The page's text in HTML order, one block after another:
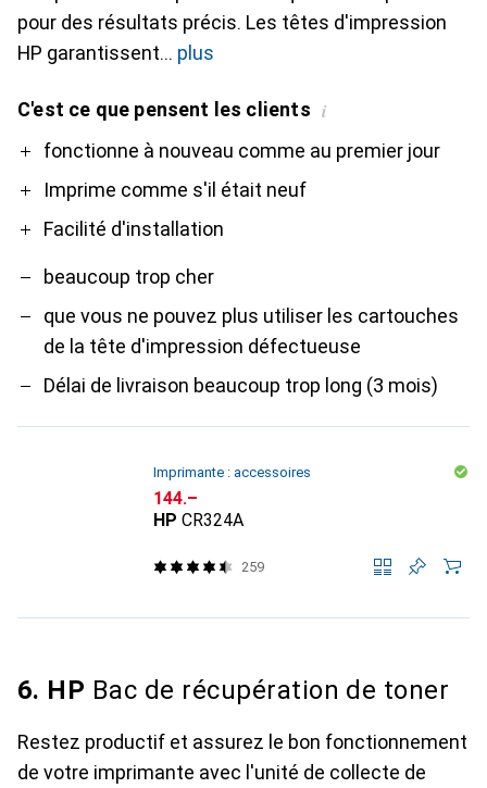
pour des résultats précis. Les têtes d'impression
HP garantissent
plus
C'est ce que pensent les clients i
Profonctionne à nouveau comme au premier jour
Imprime comme s'il était neuf
Facilité d'installation
Contre
beaucoup trop cher
que vous ne pouvez plus utiliser les cartouches
de la tête d'impression défectueuse
Délai de livraison beaucoup trop long (3 mois)
Imprimante : accessoires
CHF
144.–
HP CR324A
259
6. HP Bac de récupération de toner
Restez productif et assurez le bon fonctionnement
de votre imprimante avec l'unité de collecte de